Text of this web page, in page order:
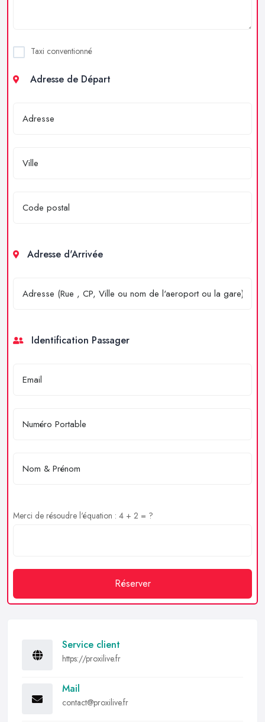
Taxi conventionné
Adresse de Départ
Adresse d'Arrivée
Identification Passager
Merci de résoudre l'équation : 4 + 2 = ?
Réserver
Service client
https://proxilive.fr
Mail
contact@proxilive.fr